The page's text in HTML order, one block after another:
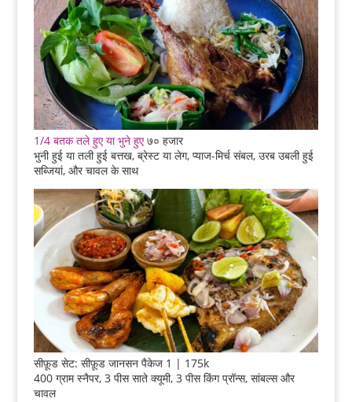
1/4 बतक तले हुए या भुने हुए७० हजार
भुनी हुई या तली हुई बत्तख, ब्रेस्ट या लेग, प्याज-मिर्च संबल, उरब उबली हुई
सब्जियां, और चावल के साथ
सीफ़ूड सेट: सीफ़ूड जानसन पैकेज 1 | 175k
400 ग्राम स्नैपर, 3 पीस साते क्यूमी, 3 पीस किंग प्रॉन्स, सांबल्स और
चावल